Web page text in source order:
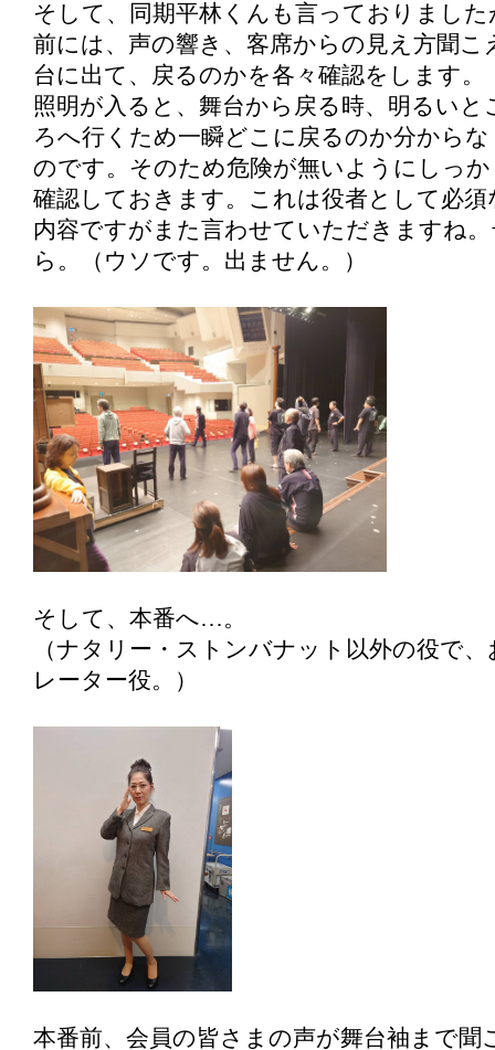
そして、同期平林くんも言っておりまし
前には、声の響き、客席からの見え方聞こ
台に出て、戻るのかを各々確認をします。
照明が入ると、舞台から戻る時、明るい
ろへ行くため一瞬どこに戻るのか分から
のです。そのため危険が無いようにしっ
確認しておきます。これは役者として必
内容ですがまた言わせていただきますね
ら。（ウソです。出ません。）
そして、本番へ…。
（ナタリー・ストンバナット以外の役で
レーター役。）
本番前、会員の皆さまの声が舞台袖まで聞